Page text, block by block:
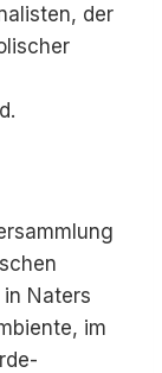
der
in Naters
im